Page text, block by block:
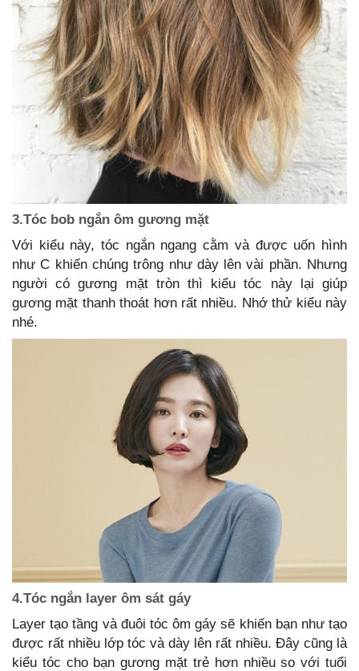
3.Tóc bob ngắn ôm gương mặt
Với kiểu này, tóc ngắn ngang cằm và được uốn hình
như C khiến chúng trông như dày lên vài phần. Nhưng
người có gương mặt tròn thì kiểu tóc này lại giúp
gương mặt thanh thoát hơn rất nhiều. Nhớ thử kiểu này
nhé.
4.Tóc ngắn layer ôm sát gáy
Layer tạo tầng và đuôi tóc ôm gáy sẽ khiến bạn như tạo
được rất nhiều lớp tóc và dày lên rất nhiều. Đây cũng là
kiểu tóc cho bạn gương mặt trẻ hơn nhiều so với tuổi